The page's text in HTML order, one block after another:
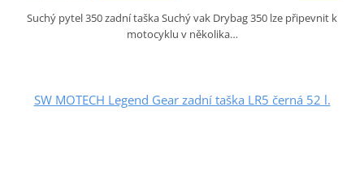
Suchý pytel 350 zadní taška Suchý vak Drybag 350 lze připevnit k
motocyklu v několika…
SW MOTECH Legend Gear zadní taška LR5 černá 52 l.